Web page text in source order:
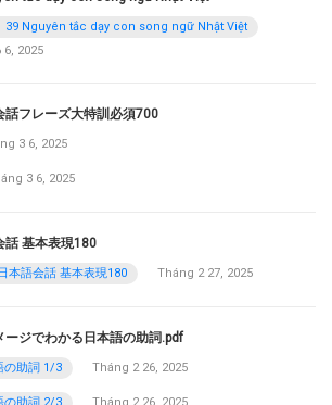
39 Nguyên tắc dạy con song ngữ Nhật Việt
2025
話フレーズ大特訓必須700
3 6, 2025
3 6, 2025
話 基本表現180
本語会話 基本表現180 Tháng 2 27, 2025
ージでわかる日本語の助詞.pdf
の助詞 1/3 Tháng 2 26, 2025